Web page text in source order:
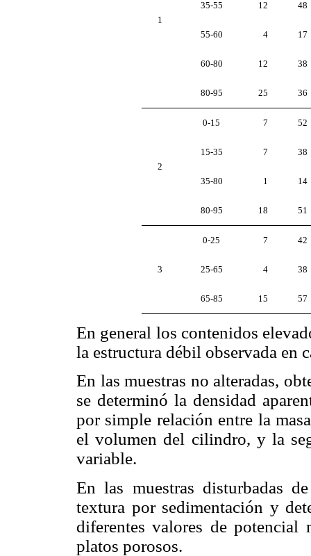
1
35-55 12 48
55-60 4 17
60-80 12 38
80-95 25 36
2
0-15 7 52
15-35 7 38
35-80 1 14
80-95 18 51
3
0-25 7 42
25-65 4 38
65-85 15 57
En general los contenidos
la estructura débil observada en
En las muestras no alteradas,
se determinó la densidad
por simple relación entre la
el volumen del cilindro, y la
variable.
En las muestras disturbadas
textura por sedimentación y
diferentes valores de potencial
platos porosos.